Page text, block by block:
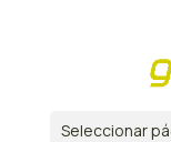
Seleccionar